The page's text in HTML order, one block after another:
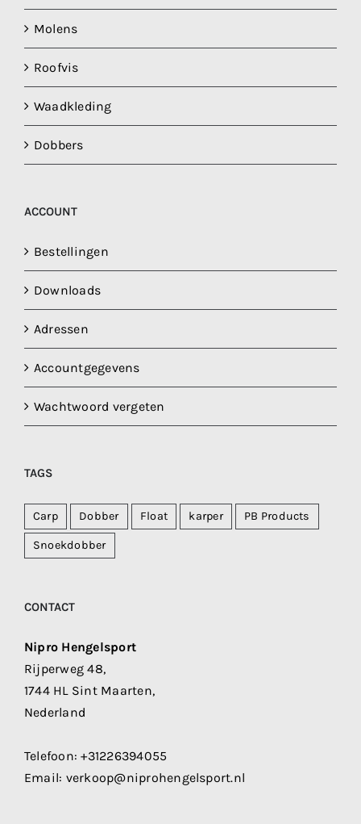
Molens
Roofvis
Waadkleding
Dobbers
ACCOUNT
Bestellingen
Downloads
Adressen
Accountgegevens
Wachtwoord vergeten
TAGS
Carp Dobber Float karper PB Products
Snoekdobber
CONTACT
Nipro Hengelsport
Rijperweg 48,
1744 HL Sint Maarten,
Nederland
Telefoon:+31226394055
Email: verkoop@niprohengelsport.nl